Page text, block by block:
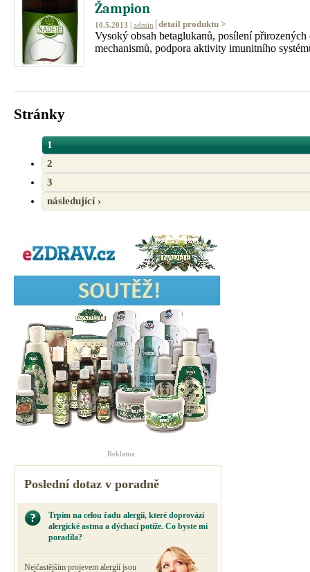
Žampion
10.5.2013 | admin detail produktu >
Vysoký obsah betaglukanů, posílení přirozených
mechanismů, podpora aktivity imunitního
Stránky
1
2
3
následující ›
Reklama
Poslední dotaz v poradně
Trpím na celou řadu alergií, které doprovází
alergické astma a dýchací potíže. Co byste mi
poradila?
Nejčastějším projevem alergií jsou